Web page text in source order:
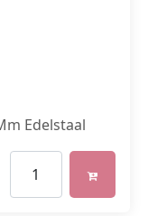
Edelstaal